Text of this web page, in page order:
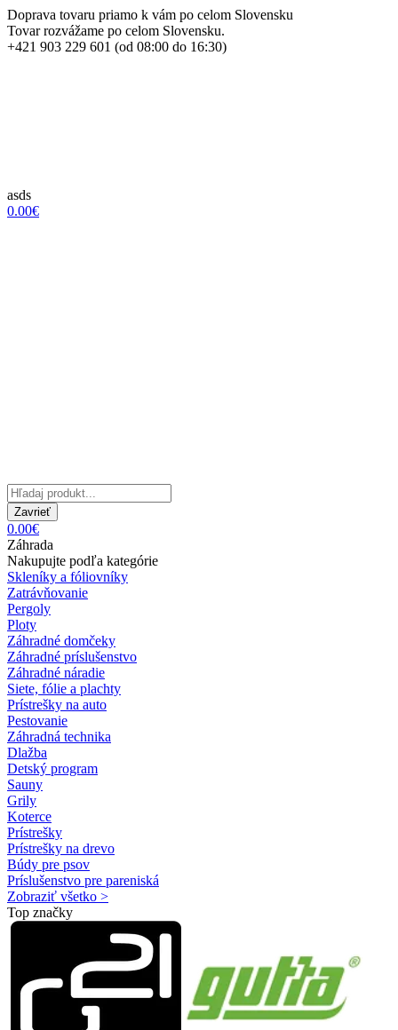
Doprava tovaru priamo k vám po celom Slovensku
Tovar rozvážame po celom Slovensku.
+421 903 229 601 (od 08:00 do 16:30)
asds
0.00€
Zavrieť
0.00€
Záhrada
Nakupujte podľa kategórie
Skleníky a fóliovníky
Zatrávňovanie
Pergoly
Ploty
Záhradné domčeky
Záhradné príslušenstvo
Záhradné náradie
Siete, fólie a plachty
Prístrešky na auto
Pestovanie
Záhradná technika
Dlažba
Detský program
Sauny
Grily
Koterce
Prístrešky
Prístrešky na drevo
Búdy pre psov
Príslušenstvo pre pareniská
Zobraziť všetko >
Top značky